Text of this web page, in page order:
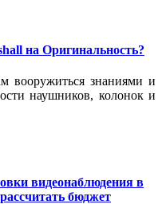
на Оригинальность?
вооружиться знаниями и
наушников, колонок и
видеонаблюдения в
бюджет